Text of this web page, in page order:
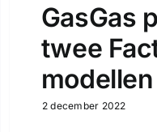
GasGas
twee
2 december 2022